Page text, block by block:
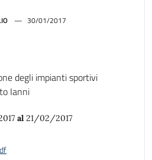
30/01/2017
degli impianti sportivi
Ianni
al 21/02/2017